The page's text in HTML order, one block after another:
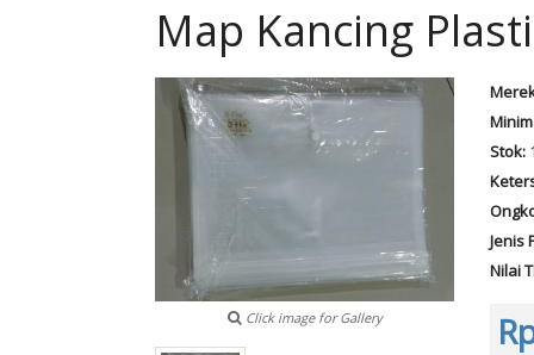
Map Kancing
Click image for Gallery
Stok:
Jenis
Nilai